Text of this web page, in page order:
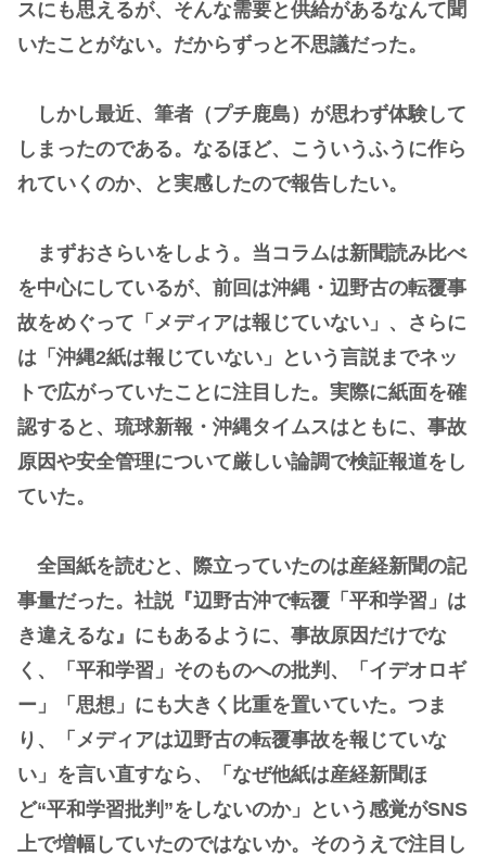
スにも思えるが、そんな需要と供給があるなんて聞
いたことがない。だからずっと不思議だった。
しかし最近、筆者（プチ鹿島）が思わず体験して
しまったのである。なるほど、こういうふうに作ら
れていくのか、と実感したので報告したい。
まずおさらいをしよう。当コラムは新聞読み比べ
を中心にしているが、前回は沖縄・辺野古の転覆事
故をめぐって「メディアは報じていない」、さらに
は「沖縄2紙は報じていない」という言説までネッ
トで広がっていたことに注目した。実際に紙面を確
認すると、琉球新報・沖縄タイムスはともに、事故
原因や安全管理について厳しい論調で検証報道をし
ていた。
全国紙を読むと、際立っていたのは産経新聞の記
事量だった。社説『辺野古沖で転覆「平和学習」は
き違えるな』にもあるように、事故原因だけでな
く、「平和学習」そのものへの批判、「イデオロギ
ー」「思想」にも大きく比重を置いていた。つま
り、「メディアは辺野古の転覆事故を報じていな
い」を言い直すなら、「なぜ他紙は産経新聞ほ
ど“平和学習批判”をしないのか」という感覚がSNS
上で増幅していたのではないか。そのうえで注目し